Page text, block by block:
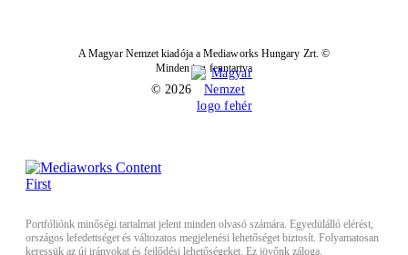
A Magyar Nemzet kiadója a Mediaworks Hungary Zrt. ©
Minden jog fenntartva
© 2026
Portfóliónk minőségi tartalmat jelent minden olvasó számára. Egyedülálló elérést,
országos lefedettséget és változatos megjelenési lehetőséget biztosít. Folyamatosan
keressük az új irányokat és fejlődési lehetőségeket. Ez jövőnk záloga.